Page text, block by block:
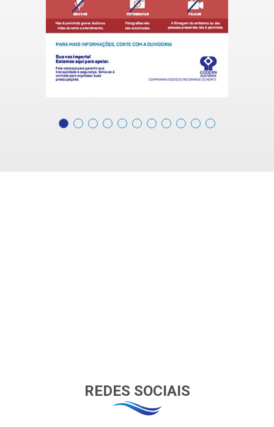
REDES SOCIAIS